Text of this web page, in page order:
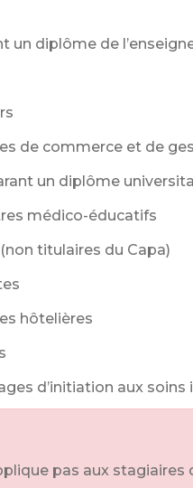
un diplôme de
de commerce et de
un diplôme
médico-éducatifs
titulaires du Capa)
hôtelières
d’initiation aux soins
pas aux